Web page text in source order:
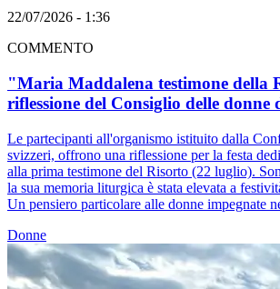
22/07/2026 - 1:36
COMMENTO
"Maria Maddalena testimone della
riflessione del Consiglio delle donne
Le partecipanti all'organismo istituito dalla
svizzeri, offrono una riflessione per la festa
alla prima testimone del Risorto (22 luglio).
la sua memoria liturgica è stata elevata a
Un pensiero particolare alle donne impegnate
Donne